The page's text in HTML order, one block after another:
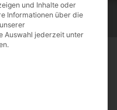
1100 g
und Inhalte oder
Informationen über die
Auswahl jederzeit unter
Gruppen, für die eine